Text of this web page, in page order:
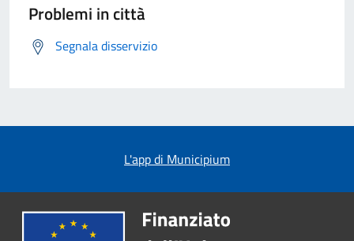
Problemi in città
Segnala disservizio
L'app di Municipium